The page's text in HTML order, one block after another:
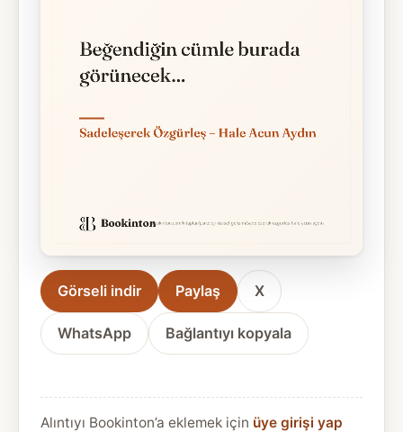
Görseli indir Paylaş X
WhatsApp Bağlantıyı kopyala
Alıntıyı Bookinton’a eklemek için üye girişi yap